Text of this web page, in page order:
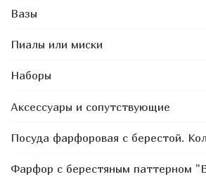
Вазы
Пиалы или миски
Наборы
Аксессуары и сопутствующие
Посуда фарфоровая с берестой.
Фарфор с берестяным паттерном